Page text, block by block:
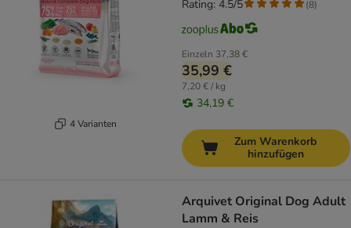
4 Varianten
Einzeln 37,38 €
35,99 €
7,20 € / kg
34,19 €
Rating: 4.5/5 (8)
Zum Warenkorb
hinzufügen
Arquivet Original Dog Adult
Lamm & Reis